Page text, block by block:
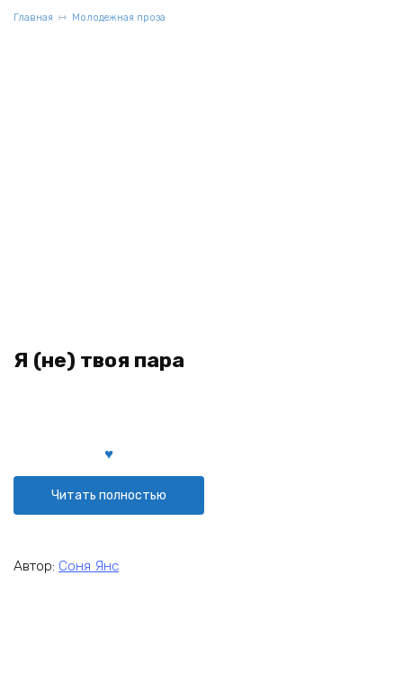
Главная Молодежная проза
Я (не) твоя пара
Читать полностью
Автор: Соня Янс